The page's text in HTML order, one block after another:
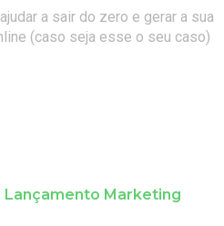
a sair do zero e gerar a sua
(caso seja esse o seu caso)
Lançamento Marketing